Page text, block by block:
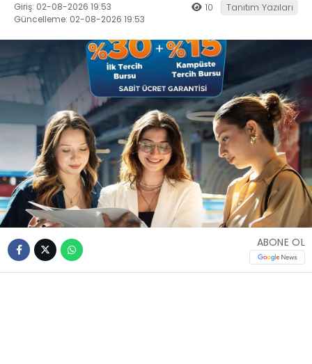
Giriş: 02-08-2026 19:53
Güncelleme: 02-08-2026 19:53
10 Tanıtım Yazıları
ABONE OL